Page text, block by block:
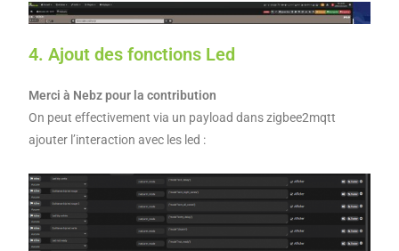
4. Ajout des fonctions Led
Merci à Nebz pour la contribution
On peut effectivement via un payload dans zigbee2mqtt
ajouter l’interaction avec les led :